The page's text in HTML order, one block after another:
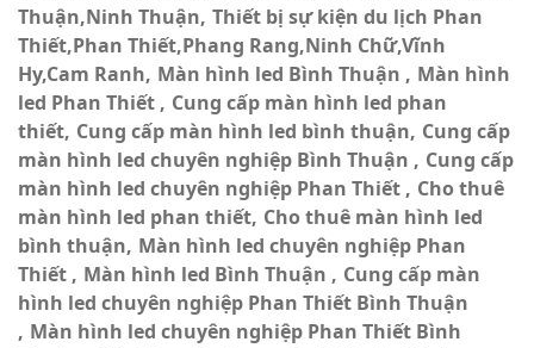
Thuận,Ninh Thuận Thiết bị sự kiện du lịch Phan
Thiết,Phan Thiết,Phang Rang,Ninh Chữ,Vĩnh
Hy,Cam Ranh Màn hình led Bình Thuận
Màn hình
led Phan Thiết
Cung cấp màn hình led phan
thiết Cung cấp màn hình led bình thuận Cung cấp
màn hình led chuyên nghiệp Bình Thuận
Cung cấp
màn hình led chuyên nghiệp Phan Thiết
Cho thuê
màn hình led phan thiết Cho thuê màn hình led
bình thuận Màn hình led chuyên nghiệp Phan
Thiết
Màn hình led Bình Thuận
Cung cấp màn
hình led chuyên nghiệp Phan Thiết Bình Thuận
Màn hình led chuyên nghiệp Phan Thiết Bình